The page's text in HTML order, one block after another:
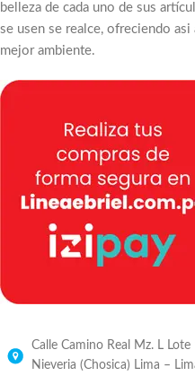
belleza de cada uno de sus
se usen se realce, ofreciendo
mejor ambiente.
Calle Camino Real Mz. L
Nieveria (Chosica) Lima –